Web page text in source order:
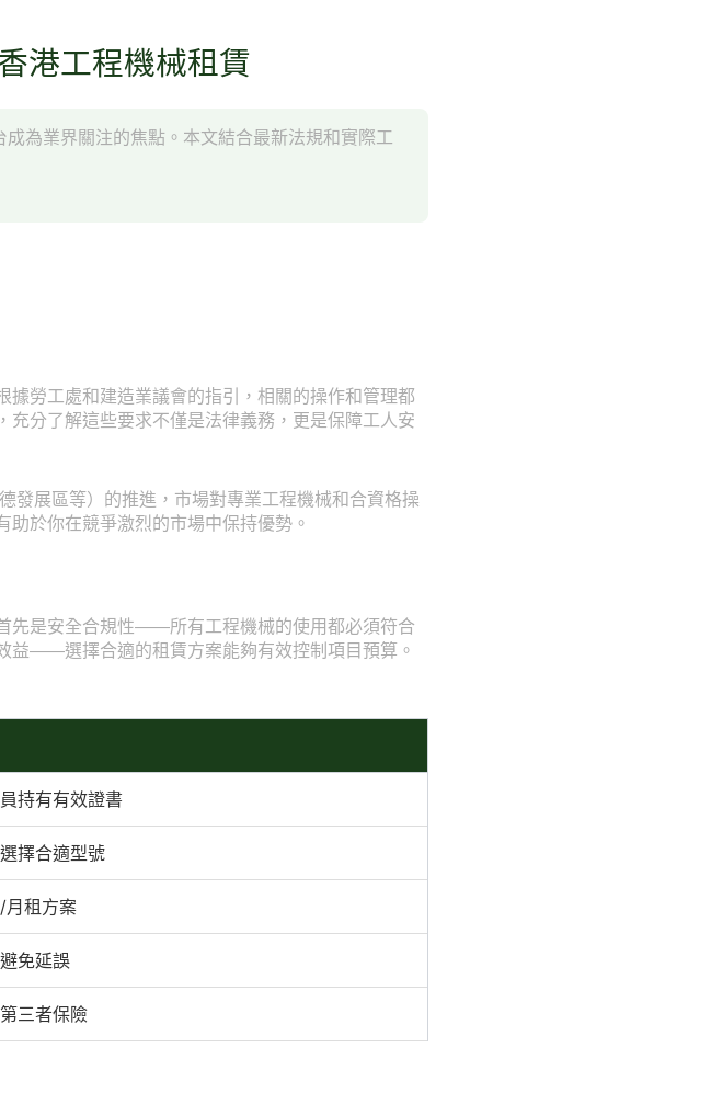
港工程機械租賃
為業界關注的焦點。本文結合最新法規和實際工
勞工處和建造業議會的指引，相關的操作和管理都
分了解這些要求不僅是法律義務，更是保障工人安
發展區等）的推進，市場對專業工程機械和合資格操
於你在競爭激烈的市場中保持優勢。
先是安全合規性——所有工程機械的使用都必須符合
益——選擇合適的租賃方案能夠有效控制項目預算。
持有有效證書
擇合適型號
月租方案
免延誤
三者保險